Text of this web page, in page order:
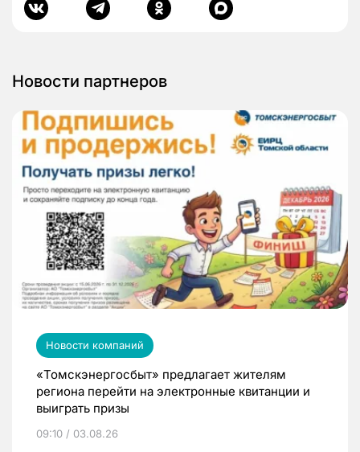
Новости партнеров
Новости компаний
«Томскэнергосбыт» предлагает жителям
региона перейти на электронные квитанции и
выиграть призы
09:10 / 03.08.26